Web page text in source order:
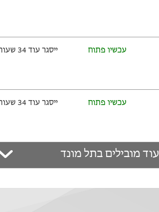
עכשיו פתוח ייסגר עוד 34 שעות ‫ו-22 דקות
עכשיו פתוח ייסגר עוד 34 שעות ‫ו-22 דקות
עוד מובילים בתל מונד